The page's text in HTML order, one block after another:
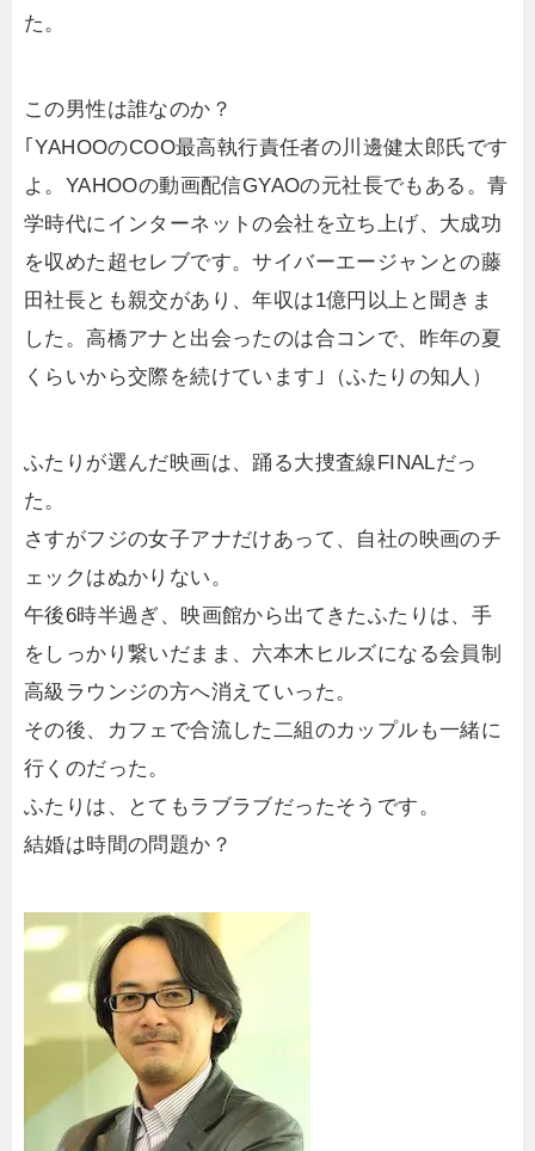
た。
この男性は誰なのか？
｢YAHOOのCOO最高執行責任者の川邊健太郎氏です
よ。YAHOOの動画配信GYAOの元社長でもある。青
学時代にインターネットの会社を立ち上げ、大成功
を収めた超セレブです。サイバーエージャンとの藤
田社長とも親交があり、年収は1億円以上と聞きま
した。高橋アナと出会ったのは合コンで、昨年の夏
くらいから交際を続けています｣（ふたりの知人）
ふたりが選んだ映画は、踊る大捜査線FINALだっ
た。
さすがフジの女子アナだけあって、自社の映画のチ
ェックはぬかりない。
午後6時半過ぎ、映画館から出てきたふたりは、手
をしっかり繋いだまま、六本木ヒルズになる会員制
高級ラウンジの方へ消えていった。
その後、カフェで合流した二組のカップルも一緒に
行くのだった。
ふたりは、とてもラブラブだったそうです。
結婚は時間の問題か？